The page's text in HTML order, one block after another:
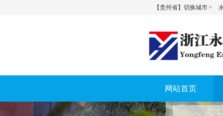
【贵州省】切换城市 >
网站首页